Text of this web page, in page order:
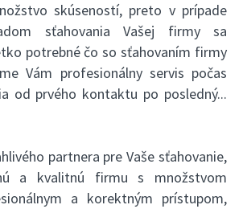
skúseností, preto v prípade
sťahovania Vašej firmy sa
potrebné čo so sťahovaním firmy
Vám profesionálny servis počas
od prvého kontaktu po posledný...
partnera pre Vaše sťahovanie,
a kvalitnú firmu s množstvom
a korektným prístupom,